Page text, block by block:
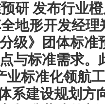
研 发布行业
地形开发经
级》团体标
与标准需求。
业标准化领航
系建设规划方